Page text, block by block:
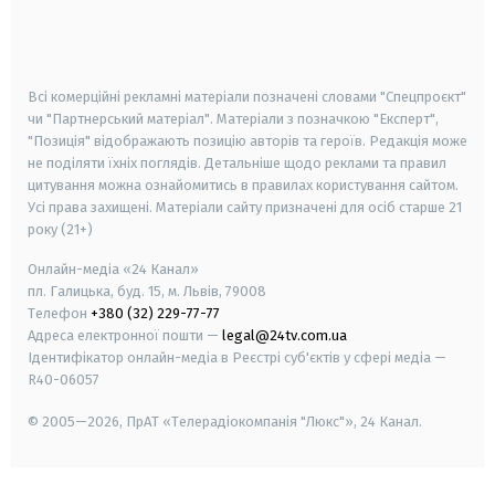
Всі комерційні рекламні матеріали позначені словами "Спецпроєкт"
чи "Партнерський матеріал". Матеріали з позначкою "Експерт",
"Позиція" відображають позицію авторів та героїв. Редакція може
не поділяти їхніх поглядів. Детальніше щодо реклами та правил
цитування можна ознайомитись в правилах користування сайтом.
Усі права захищені. Матеріали сайту призначені для осіб старше 21
року (21+)
Онлайн-медіа «24 Канал»
пл. Галицька, буд. 15, м. Львів, 79008
Телефон +380 (32) 229-77-77
Адреса електронної пошти — legal@24tv.com.ua
Ідентифікатор онлайн-медіа в Реєстрі суб'єктів у сфері медіа —
R40-06057
© 2005—2026, ПрАТ «Телерадіокомпанія "Люкс"», 24 Канал.